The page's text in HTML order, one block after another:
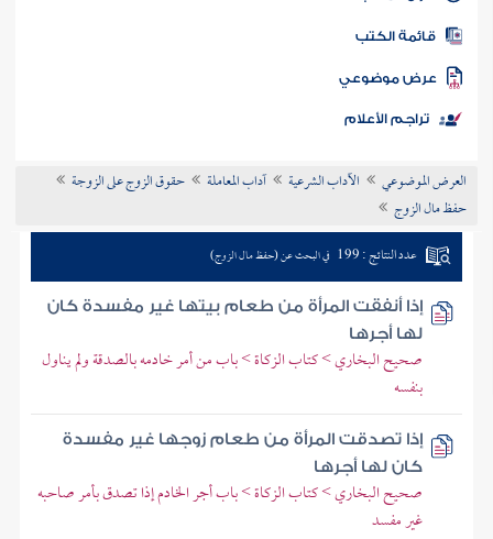
المكتبة
الكتب
موضوعي
تراجم الأعلام
العرض الموضوعي الآداب الشرعية آداب المعاملة
حقوق الزوج على الزوجة
حفظ مال الزوج
عدد النتائج : 199 في البحث عن (حفظ مال الزوج)
إذا أنفقت المرأة من طعام بيتها غير مفسدة كان
لها أجرها
صحيح البخاري > كتاب الزكاة > باب من أمر خادمه بالصدقة ولم يناول
بنفسه
إذا تصدقت المرأة من طعام زوجها غير مفسدة
كان لها أجرها
صحيح البخاري > كتاب الزكاة > باب أجر الخادم إذا تصدق بأمر صاحبه
غير مفسد